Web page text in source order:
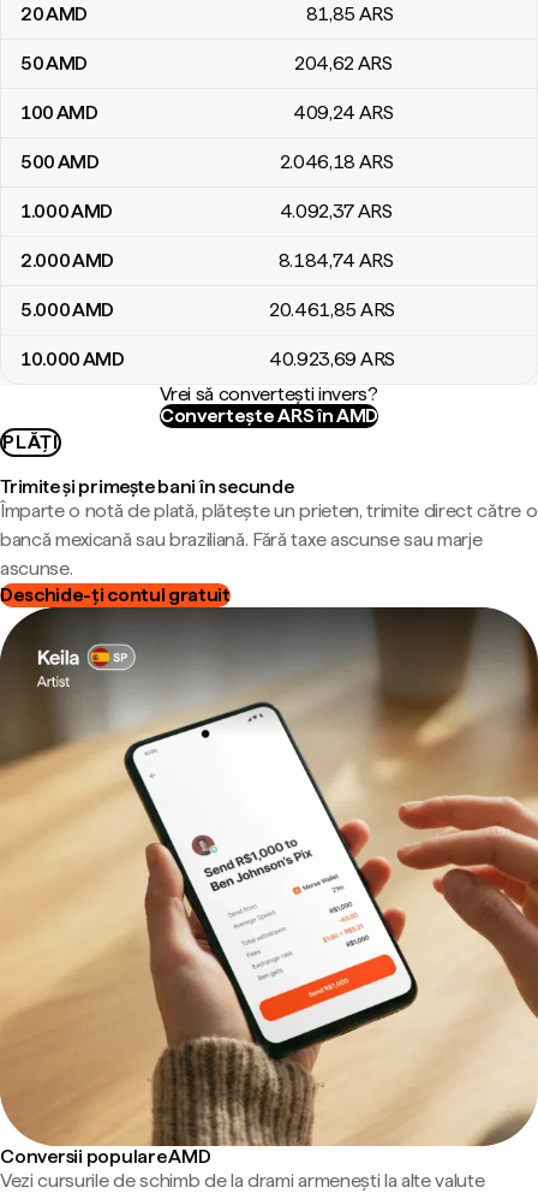
20AMD 81,85 ARS
50AMD 204,62ARS
100AMD 409,24 ARS
500AMD 2.046,18 ARS
1.000AMD 4.092,37ARS
2.000AMD 8.184,74 ARS
5.000AMD 20.461,85 ARS
10.000AMD 40.923,69 ARS
Vrei să convertești invers?
Convertește ARS în AMD
PLĂȚI
Trimite și primește bani în secunde
Împarte o notă de plată, plătește un prieten, trimite direct către o
bancă mexicană sau braziliană. Fără taxe ascunse sau marje
ascunse.
Deschide-ți contul gratuit
Conversii populare AMD
Vezi cursurile de schimb de la drami armenești la alte valute